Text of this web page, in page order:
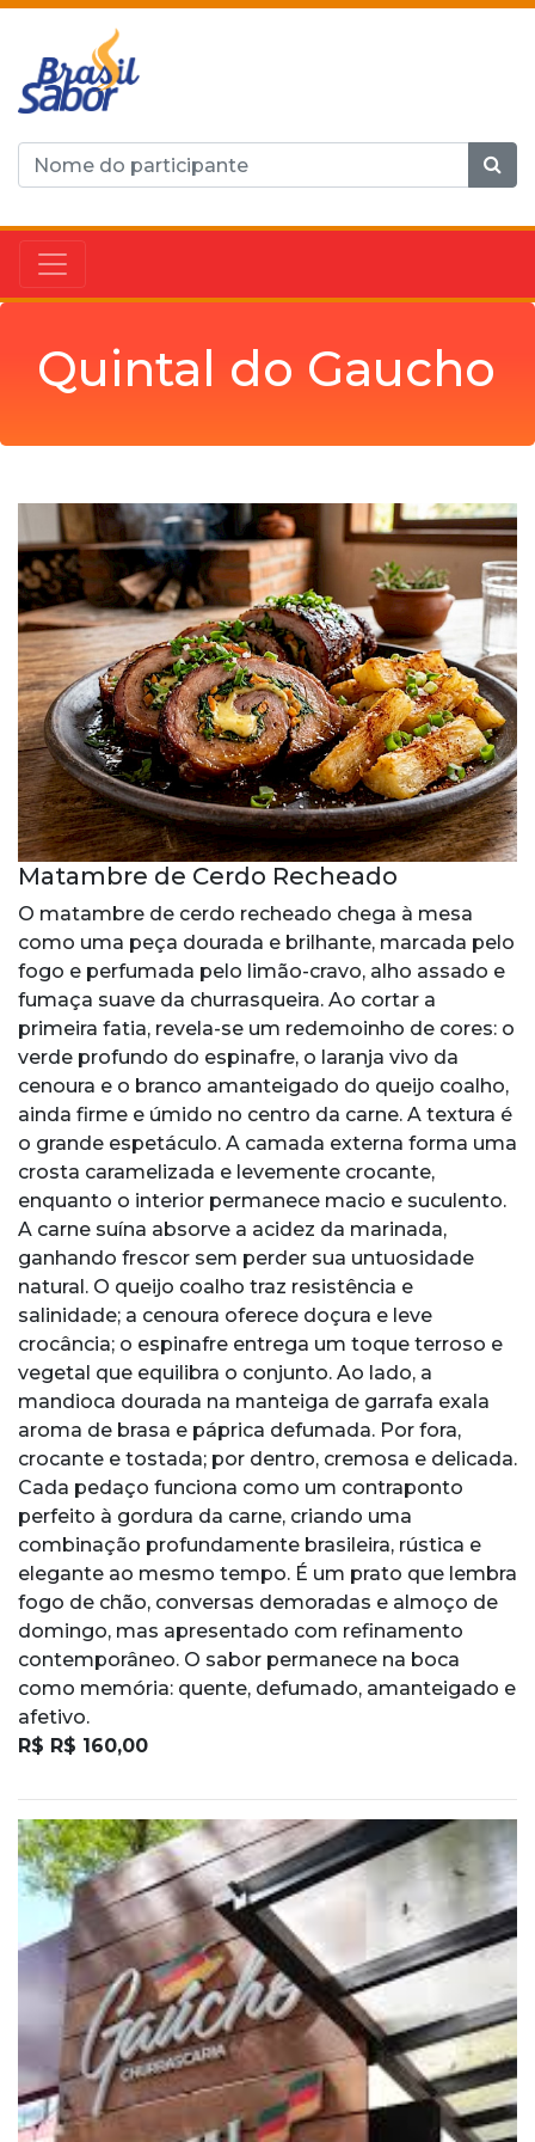
Quintal do Gaucho
Matambre de Cerdo Recheado
O matambre de cerdo recheado chega à mesa
como uma peça dourada e brilhante, marcada pelo
fogo e perfumada pelo limão-cravo, alho assado e
fumaça suave da churrasqueira. Ao cortar a
primeira fatia, revela-se um redemoinho de cores: o
verde profundo do espinafre, o laranja vivo da
cenoura e o branco amanteigado do queijo coalho,
ainda firme e úmido no centro da carne. A textura é
o grande espetáculo. A camada externa forma uma
crosta caramelizada e levemente crocante,
enquanto o interior permanece macio e suculento.
A carne suína absorve a acidez da marinada,
ganhando frescor sem perder sua untuosidade
natural. O queijo coalho traz resistência e
salinidade; a cenoura oferece doçura e leve
crocância; o espinafre entrega um toque terroso e
vegetal que equilibra o conjunto. Ao lado, a
mandioca dourada na manteiga de garrafa exala
aroma de brasa e páprica defumada. Por fora,
crocante e tostada; por dentro, cremosa e delicada.
Cada pedaço funciona como um contraponto
perfeito à gordura da carne, criando uma
combinação profundamente brasileira, rústica e
elegante ao mesmo tempo. É um prato que lembra
fogo de chão, conversas demoradas e almoço de
domingo, mas apresentado com refinamento
contemporâneo. O sabor permanece na boca
como memória: quente, defumado, amanteigado e
afetivo.
R$ R$ 160,00